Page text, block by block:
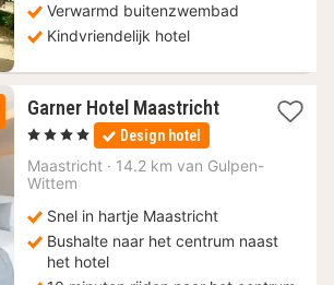
Verwarmd buitenzwembad
Kindvriendelijk hotel
Garner Hotel Maastricht1
119
, 4 Sterren Design hotel
Maastricht · 14.2 km van Gulpen-
Wittem
Snel in hartje Maastricht
Bushalte naar het centrum naast
het hotel